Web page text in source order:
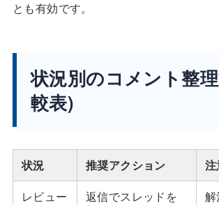
とも有効です。
状況別のコメント整
較表)
状況 推奨アクション
注
レビュー
返信でスレッドを
解